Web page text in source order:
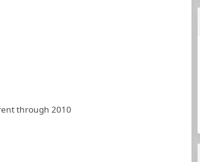
through 2010